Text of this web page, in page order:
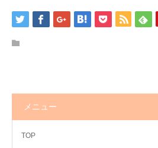
メニュー
TOP
アクセス